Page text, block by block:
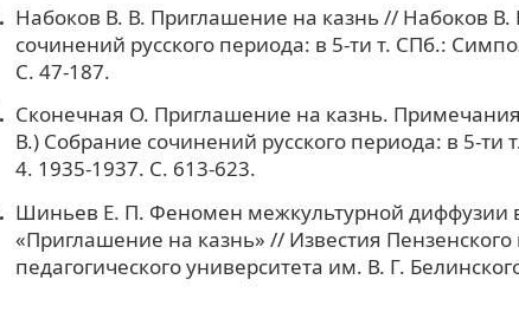
Набоков В. В. Приглашение на казнь // Набоков
сочинений русского периода: в 5-ти т. СПб.:
С. 47-187.
Сконечная О. Приглашение на казнь.
В.) Собрание сочинений русского периода: в 5-ти
4. 1935-1937. С. 613-623.
Шиньев Е. П. Феномен межкультурной диффузии
«Приглашение на казнь» // Известия Пензенского
педагогического университета им. В. Г.